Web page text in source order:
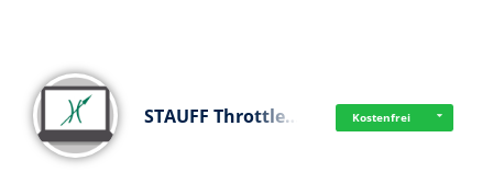
STAUFF Throttle… Kostenfrei